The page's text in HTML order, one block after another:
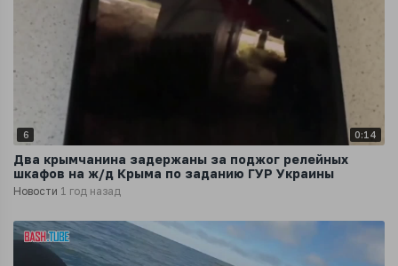
6 0:14
Два крымчанина задержаны за поджог релейных
шкафов на ж/д Крыма по заданию ГУР Украины
Новости 1 год назад